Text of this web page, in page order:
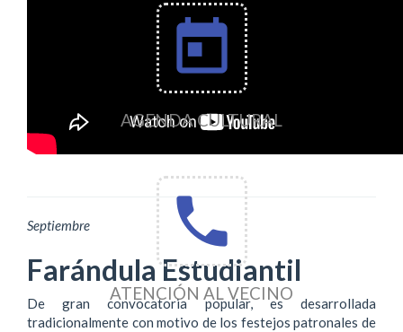
Septiembre
Farándula Estudiantil
De gran convocatoria popular, es desarrollada
tradicionalmente con motivo de los festejos patronales de
today
AGENDA CULTURAL
phone
ATENCIÓN AL VECINO